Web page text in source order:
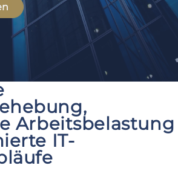
Arbeitsbelastung
IT-